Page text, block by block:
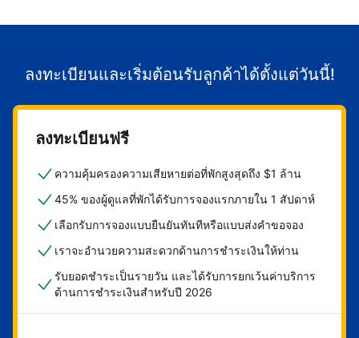
ลงทะเบียนและเริ่มต้อนรับลูกค้าได้ตั้งแต่วันนี้!
ลงทะเบียนฟรี
ความคุ้มครองความเสียหายต่อที่พักสูงสุดถึง $1 ล้าน
45% ของผู้ดูแลที่พักได้รับการจองแรกภายใน 1 สัปดาห์
เลือกรับการจองแบบยืนยันทันทีหรือแบบส่งคำขอจอง
เราจะอำนวยความสะดวกด้านการชำระเงินให้ท่าน
รับยอดชำระเป็นรายวัน และได้รับการยกเว้นค่าบริการ
ด้านการชำระเงินสำหรับปี 2026